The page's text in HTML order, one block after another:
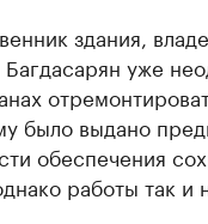
здания,
уже
было выдано
обеспечения
работы так и